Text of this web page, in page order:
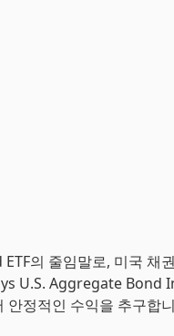
의 줄임말로, 미국 채
U.S. Aggregate Bond
안정적인 수익을 추구합